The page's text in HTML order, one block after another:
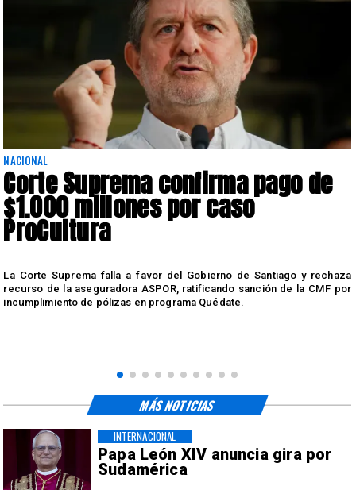
NACIONAL
Corte Suprema confirma pago de
$1.000 millones por caso
ProCultura
La Corte Suprema falla a favor del Gobierno de Santiago y rechaza
recurso de la aseguradora ASPOR, ratificando sanción de la CMF por
incumplimiento de pólizas en programa Quédate.
Papa León XIV anuncia gira por
Sudamérica
INTERNACIONAL
MÁS NOTICIAS